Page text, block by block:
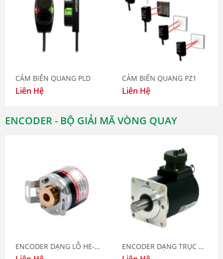
CẢM BIẾN QUANG PLD
Liên Hệ
CẢM BIẾN QUANG PZ1
Liên Hệ
ENCODER - BỘ GIẢI MÃ VÒNG QUAY
ENCODER DẠNG LỖ HE-40H ENCODER DẠNG TRỤC HE-68B